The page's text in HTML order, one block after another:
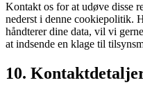
Kontakt os for at udøve disse
nederst i denne cookiepolitik.
håndterer dine data, vil vi
at indsende en klage til
10.